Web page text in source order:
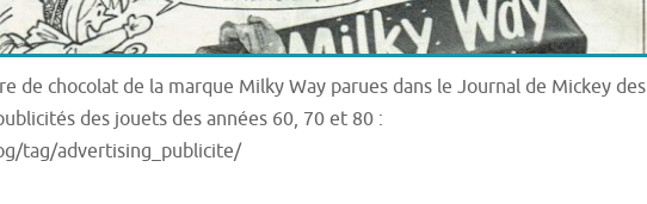
de chocolat de la marque Milky Way parues dans le Journal de Mickey des
des jouets des années 60, 70 et 80 :
tag/advertising_publicite/